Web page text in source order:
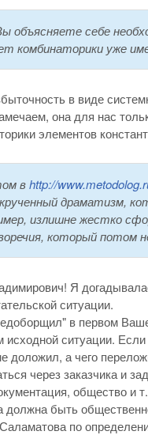
объясняете себе
комбинаторики уже
в виде
она для нас
элементов
вhttp://
драматизм,
излишне жестко
который потом
Я
ситуации.
в первом
ситуации.
доложил, а чего
через заказчика и
общество и
быть
по